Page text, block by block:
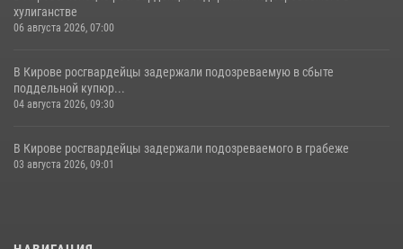
хулиганстве
06 августа 2026, 07:00
В Кирове росгвардейцы задержали подозреваемую в сбыте
поддельной купюр...
04 августа 2026, 09:30
В Кирове росгвардейцы задержали подозреваемого в грабеже
03 августа 2026, 09:01